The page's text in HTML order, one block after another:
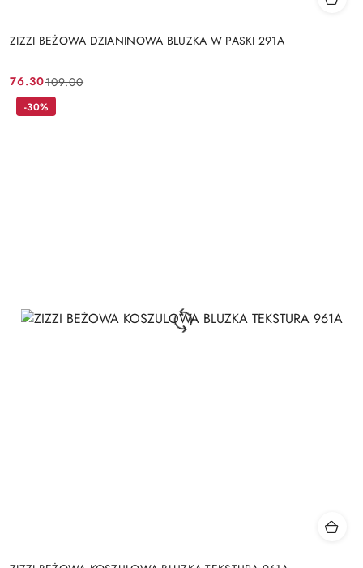
ZIZZI BEŻOWA DZIANINOWA BLUZKA W PASKI 291A
Cena
promocyjna:
76.30
Cena
przed
109.00
-30%